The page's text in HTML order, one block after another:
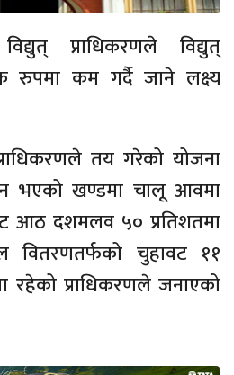
प्राधिकरणले विद्युत्
रुपमा कम गर्दै जाने लक्ष्य
तय गरेको योजना
भएको खण्डमा चालू आवमा
आठ दशमलव ५० प्रतिशतमा
चुहावट ११
रहेको प्राधिकरणले जनाएको